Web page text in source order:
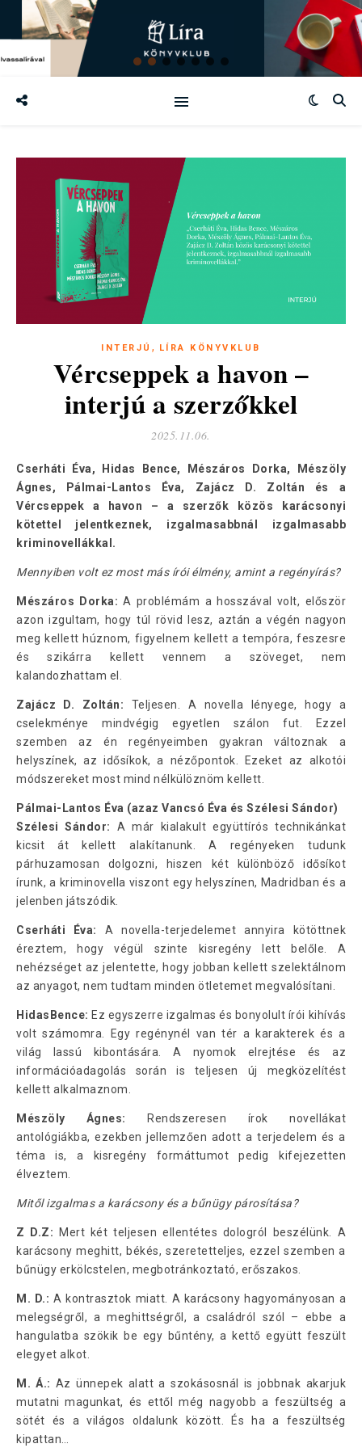
INTERJÚ , LÍRA KÖNYVKLUB
Vércseppek a havon –
interjú a szerzőkkel
2025.11.06.
Cserháti Éva, Hidas Bence, Mészáros Dorka, Mészöly
Ágnes, Pálmai-Lantos Éva, Zajácz D. Zoltán és a
Vércseppek a havon – a szerzők közös karácsonyi
kötettel jelentkeznek, izgalmasabbnál izgalmasabb
kriminovellákkal.
Mennyiben volt ez most más írói élmény, amint a regényírás?
Mészáros Dorka:A problémám a hosszával volt, először
azon izgultam, hogy túl rövid lesz, aztán a végén nagyon
meg kellett húznom, figyelnem kellett a tempóra, feszesre
és szikárra kellett vennem a szöveget, nem
kalandozhattam el.
Zajácz D. Zoltán: Teljesen. A novella lényege, hogy a
cselekménye mindvégig egyetlen szálon fut. Ezzel
szemben az én regényeimben gyakran változnak a
helyszínek, az idősíkok, a nézőpontok. Ezeket az alkotói
módszereket most mind nélkülöznöm kellett.
Pálmai-Lantos Éva (azaz Vancsó Éva és Szélesi Sándor)
Szélesi Sándor:
A már kialakult együttírós technikánkat
kicsit át kellett alakítanunk. A regényeken tudunk
párhuzamosan dolgozni, hiszen két különböző idősíkot
írunk, a kriminovella viszont egy helyszínen, Madridban és a
jelenben játszódik.
Cserháti Éva: A novella-terjedelemet annyira kötöttnek
éreztem, hogy végül szinte kisregény lett belőle. A
nehézséget az jelentette, hogy jobban kellett szelektálnom
az anyagot, nem tudtam minden ötletemet megvalósítani.
HidasBence: Ez egyszerre izgalmas és bonyolult írói kihívás
volt számomra. Egy regénynél van tér a karakterek és a
világ lassú kibontására. A nyomok elrejtése és az
információadagolás során is teljesen új megközelítést
kellett alkalmaznom.
Mészöly Ágnes:
Rendszeresen írok novellákat
antológiákba, ezekben jellemzően adott a terjedelem és a
téma is, a kisregény formáttumot pedig kifejezetten
élveztem.
Mitől izgalmas a karácsony és a bűnügy párosítása?
Z D.Z: Mert két teljesen ellentétes dologról beszélünk. A
karácsony meghitt, békés, szeretetteljes, ezzel szemben a
bűnügy erkölcstelen, megbotránkoztató, erőszakos.
M. D.: A kontrasztok miatt. A karácsony hagyományosan a
melegségről, a meghittségről, a családról szól – ebbe a
hangulatba szökik be egy bűntény, a kettő együtt feszült
elegyet alkot.
M. Á.: Az ünnepek alatt a szokásosnál is jobbnak akarjuk
mutatni magunkat, és ettől még nagyobb a feszültség a
sötét és a világos oldalunk között. És ha a feszültség
kipattan…